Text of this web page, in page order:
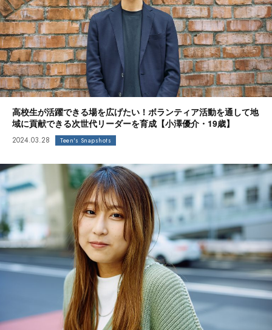
高校生が活躍できる場を広げたい！ボランティア活動を通して地
域に貢献できる次世代リーダーを育成【小澤優介・19歳】
2024.03.28 Teen's Snapshots